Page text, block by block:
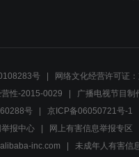
号 网络文化经营许可证
性-2015-0029
广播电视节目
号 京ICP备06050721号-1
报中心 网上有害信息举报专区
inc.com
未成年人有害信